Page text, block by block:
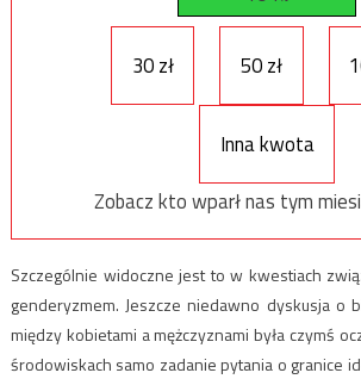
30 zł 50 zł
Inna kwota
Zobacz kto wparł nas tym
Szczególnie widoczne jest to w kwestiach
genderyzmem. Jeszcze niedawno dyskusja o
między kobietami a mężczyznami była czymś
środowiskach samo zadanie pytania o granice